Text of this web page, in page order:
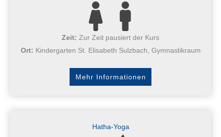
Zeit: Zur Zeit pausiert der Kurs
Ort: Kindergarten St. Elisabeth Sulzbach, Gymnastikraum
Mehr Informationen
Hatha-Yoga